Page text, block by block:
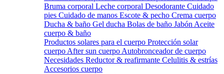
Bruma corporal Leche corporal Desodorante Cuidado
pies Cuidado de manos Escote & pecho Crema cuerpo
Ducha & baño Gel ducha Bolas de baño Jabón Aceite
cuerpo & baño
Productos solares para el cuerpo Protección solar
cuerpo After sun cuerpo Autobronceador de cuerpo
Necesidades Reductor & reafirmante Celulitis & estrías
Accesorios cuerpo